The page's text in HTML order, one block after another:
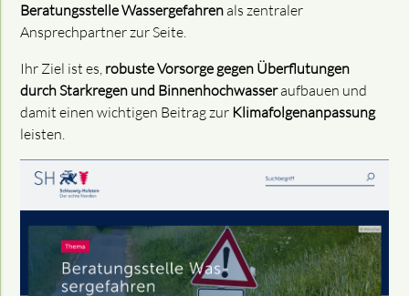
Beratungsstelle Wassergefahrenals zentraler
Ansprechpartner zur Seite.
Ihr Ziel ist es, robuste Vorsorge gegen Überflutungen
durch Starkregen und Binnenhochwasseraufbauen und
damit einen wichtigen Beitrag zur Klimafolgenanpassung
leisten.